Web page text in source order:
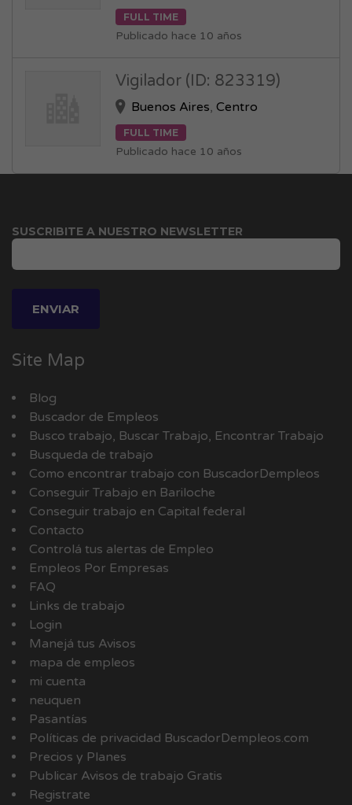
FULL TIME
Publicado hace 10 años
Vigilador (ID: 823319)
Buenos Aires,Centro
FULL TIME
Publicado hace 10 años
SUSCRIBITE A NUESTRO NEWSLETTER
Site Map
Blog
Buscador de Empleos
Busco trabajo, Buscar Trabajo, Encontrar Trabajo
Busqueda de trabajo
Como encontrar trabajo con BuscadorDempleos
Conseguir Trabajo en Bariloche
Conseguir trabajo en Capital federal
Contacto
Controlá tus alertas de Empleo
Empleos Por Empresas
FAQ
Links de trabajo
Login
Manejá tus Avisos
mapa de empleos
mi cuenta
neuquen
Pasantías
Políticas de privacidad BuscadorDempleos.com
Precios y Planes
Publicar Avisos de trabajo Gratis
Registrate